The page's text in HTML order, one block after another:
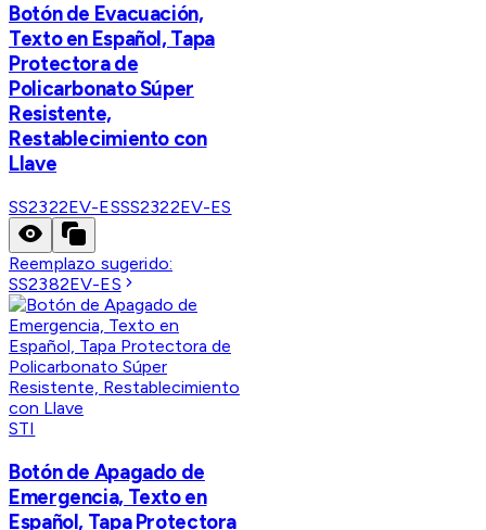
Botón de Evacuación,
Texto en Español, Tapa
Protectora de
Policarbonato Súper
Resistente,
Restablecimiento con
Llave
SS2322EV-ESSS2322EV-ES
Reemplazo sugerido:
SS2382EV-ES
STI
Botón de Apagado de
Emergencia, Texto en
Español, Tapa Protectora